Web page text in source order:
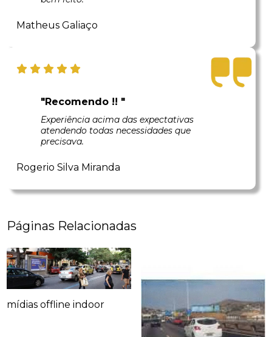
Matheus Galiaço
"Recomendo !! "
Experiência acima das expectativas
atendendo todas necessidades que
precisava.
Rogerio Silva Miranda
Páginas Relacionadas
mídias offline indoor